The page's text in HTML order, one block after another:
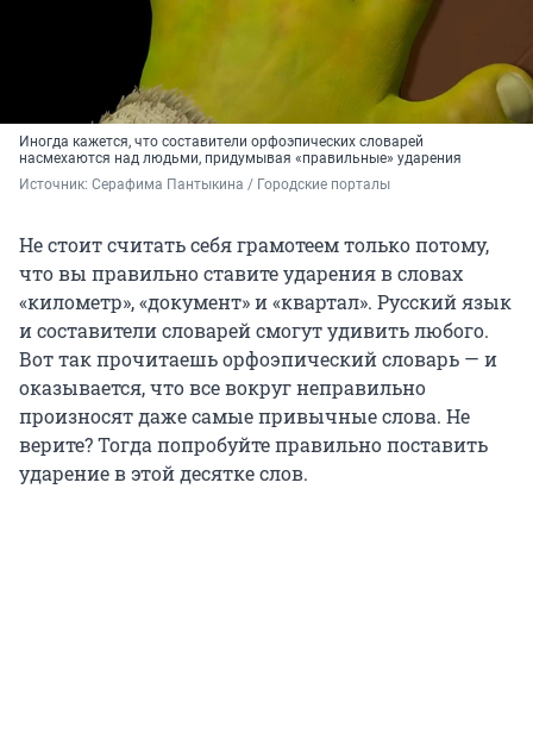
Иногда кажется, что составители орфоэпических словарей
насмехаются над людьми, придумывая «правильные» ударения
Источник: Серафима Пантыкина / Городские порталы
Не стоит считать себя грамотеем только потому,
что вы правильно ставите ударения в словах
«километр», «документ» и «квартал». Русский язык
и составители словарей смогут удивить любого.
Вот так прочитаешь орфоэпический словарь — и
оказывается, что все вокруг неправильно
произносят даже самые привычные слова. Не
верите? Тогда попробуйте правильно поставить
ударение в этой десятке слов.